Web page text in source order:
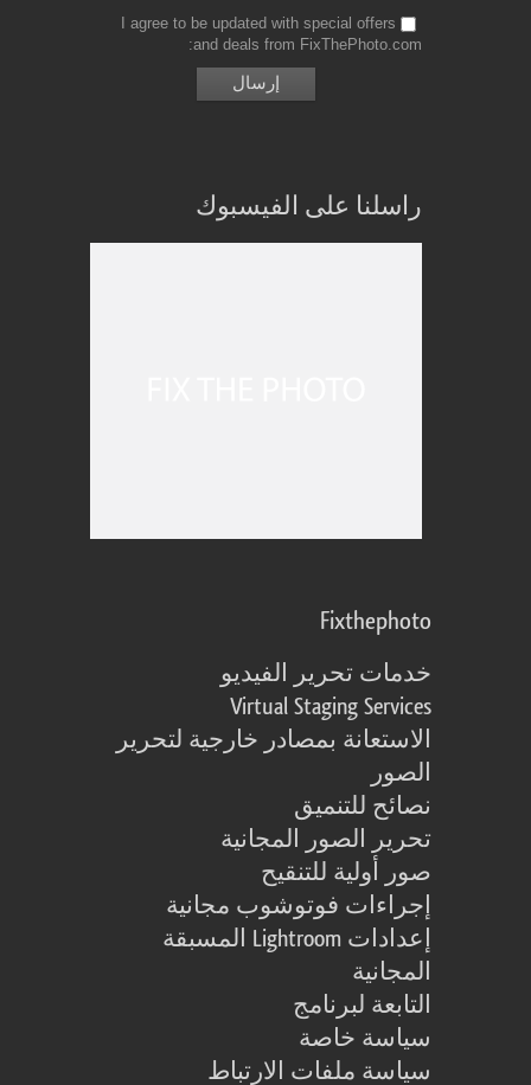
I agree to be updated with special offers
and deals from FixThePhoto.com
راسلنا على الفيسبوك
Fixthephoto
خدمات تحرير الفيديو
Virtual Staging Services
الاستعانة بمصادر خارجية لتحرير
الصور
نصائح للتنميق
تحرير الصور المجانية
صور أولية للتنقيح
إجراءات فوتوشوب مجانية
إعدادات Lightroom المسبقة
المجانية
التابعة لبرنامج
سياسة خاصة
سياسة ملفات الارتباط